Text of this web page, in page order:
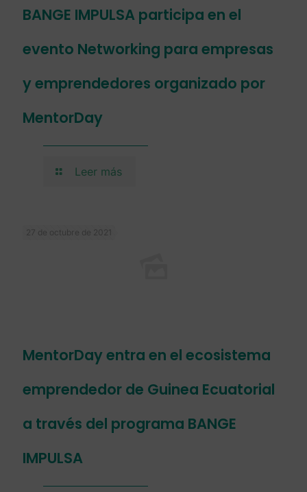
BANGE IMPULSA participa en el
evento Networking para empresas
y emprendedores organizado por
MentorDay
Leer más
27 de octubre de 2021
MentorDay entra en el ecosistema
emprendedor de Guinea Ecuatorial
a través del programa BANGE
IMPULSA